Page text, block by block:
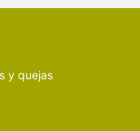
y quejas